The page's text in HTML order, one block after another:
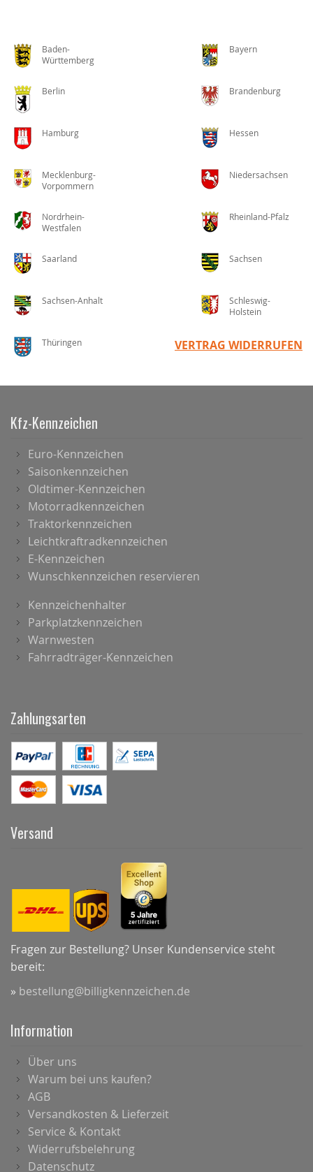
Baden-
Württemberg
Bayern
Berlin Brandenburg
Hamburg Hessen
Mecklenburg-
Vorpommern
Niedersachsen
Nordrhein-
Westfalen
Rheinland-Pfalz
Saarland Sachsen
Sachsen-Anhalt
Schleswig-
Holstein
Thüringen VERTRAG WIDERRUFEN
Kfz-Kennzeichen
Euro-Kennzeichen
Saisonkennzeichen
Oldtimer-Kennzeichen
Motorradkennzeichen
Traktorkennzeichen
Leichtkraftradkennzeichen
E-Kennzeichen
Wunschkennzeichen reservieren
Kennzeichenhalter
Parkplatzkennzeichen
Warnwesten
Fahrradträger-Kennzeichen
Zahlungsarten
Versand
Fragen zur Bestellung? Unser Kundenservice steht
bereit:
» bestellung@billigkennzeichen.de
Information
Über uns
Warum bei uns kaufen?
AGB
Versandkosten & Lieferzeit
Service & Kontakt
Widerrufsbelehrung
Datenschutz